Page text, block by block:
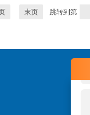
末页 跳转到第